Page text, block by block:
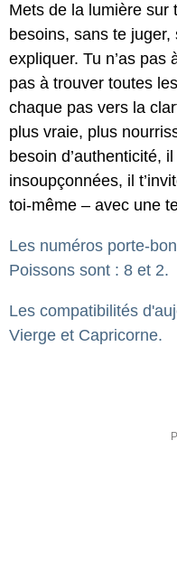
Mets de la lumière sur
besoins, sans te
expliquer. Tu n’as pas
pas à trouver toutes
chaque pas vers la
plus vraie, plus
besoin d’authenticité,
insoupçonnées, il
toi-même – avec une
Les numéros porte-
Poissons sont : 8 et 2.
Les compatibilités
Vierge et Capricorne.